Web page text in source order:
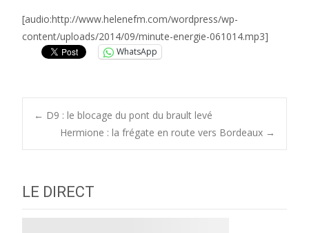
[audio:http://www.helenefm.com/wordpress/wp-
content/uploads/2014/09/minute-energie-061014.mp3]
WhatsApp
Post
← D9 : le blocage du pont du brault levé
Hermione : la frégate en route vers Bordeaux →
LE DIRECT